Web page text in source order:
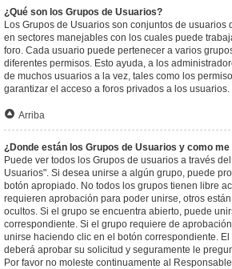
¿Qué son los Grupos de Usuarios?
Los Grupos de Usuarios son conjuntos de usuarios
en sectores manejables con los cuales puede
foro. Cada usuario puede pertenecer a varios
diferentes permisos. Esto ayuda, a los
de muchos usuarios a la vez, tales como los
garantizar el acceso a foros privados a los usuarios.
Arriba
¿Donde están los Grupos de Usuarios y como
Puede ver todos los Grupos de usuarios a través
Usuarios". Si desea unirse a algún grupo, puede
botón apropiado. No todos los grupos tienen libre
requieren aprobación para poder unirse, otros
ocultos. Si el grupo se encuentra abierto, puede
correspondiente. Si el grupo requiere de
unirse haciendo clic en el botón correspondiente.
deberá aprobar su solicitud y seguramente le
Por favor no moleste continuamente al